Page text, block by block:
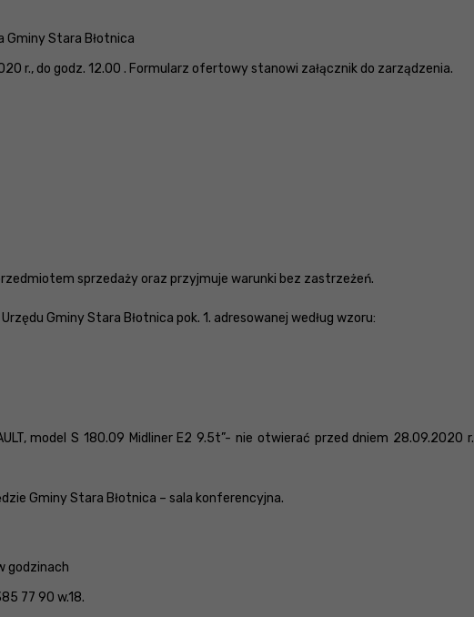
Gminy Stara Błotnica
r., do godz. 12.00 . Formularz ofertowy stanowi załącznik do zarządzenia.
sprzedaży oraz przyjmuje warunki bez zastrzeżeń.
Gminy Stara Błotnica pok. 1. adresowanej według wzoru:
model S 180.09 Midliner E2 9.5t”- nie otwierać przed dniem 28.09.2020 r.
Gminy Stara Błotnica – sala konferencyjna.
godzinach
77 90 w.18.